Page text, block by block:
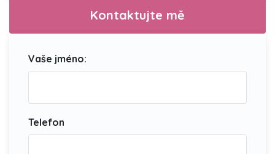
Kontaktujte mě
Vaše jméno:
Telefon